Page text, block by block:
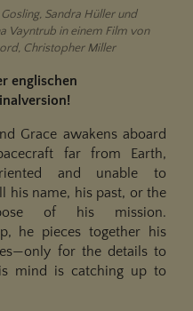
Sandra Hüller und
Vayntrub in einem Film von
Christopher Miller
englischen
Grace awakens aboard
far from Earth,
and unable to
his name, his past, or the
of his mission.
he pieces together his
for the details to
mind is catching up to